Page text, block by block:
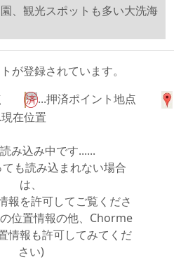
、観光スポットも多い大洗海
が登録されています。
点
...押済ポイント地点
現在位置
み込み中です......
も読み込まれない場合
は、
報を許可してご覧くださ
位置情報の他、Chorme
情報も許可してみてくだ
さい)